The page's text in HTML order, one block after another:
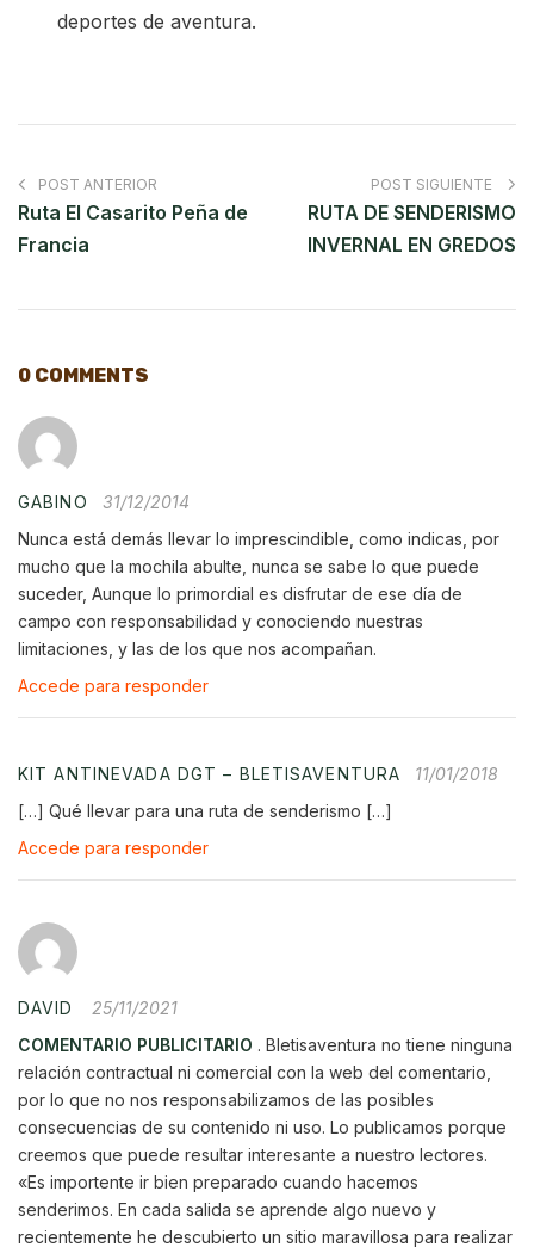
deportes de aventura.
POST ANTERIOR
Ruta El Casarito Peña de
Francia
POST SIGUIENTE
RUTA DE SENDERISMO
INVERNAL EN GREDOS
0 COMMENTS
GABINO
31/12/2014
Nunca está demás llevar lo imprescindible, como indicas, por
mucho que la mochila abulte, nunca se sabe lo que puede
suceder, Aunque lo primordial es disfrutar de ese día de
campo con responsabilidad y conociendo nuestras
limitaciones, y las de los que nos acompañan.
Accede para responder
KIT ANTINEVADA DGT – BLETISAVENTURA
11/01/2018
[…] Qué llevar para una ruta de senderismo […]
Accede para responder
DAVID
25/11/2021
COMENTARIO PUBLICITARIO . Bletisaventura no tiene ninguna
relación contractual ni comercial con la web del comentario,
por lo que no nos responsabilizamos de las posibles
consecuencias de su contenido ni uso. Lo publicamos porque
creemos que puede resultar interesante a nuestro lectores.
«Es importente ir bien preparado cuando hacemos
senderimos. En cada salida se aprende algo nuevo y
recientemente he descubierto un sitio maravillosa para realizar